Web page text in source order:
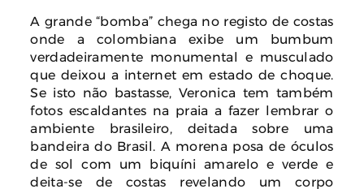
A grande “bomba” chega no registo de costas
onde a colombiana exibe um bumbum
verdadeiramente monumental e musculado
que deixou a internet em estado de choque.
Se isto não bastasse, Veronica tem também
fotos escaldantes na praia a fazer lembrar o
ambiente brasileiro, deitada sobre uma
bandeira do Brasil. A morena posa de óculos
de sol com um biquíni amarelo e verde e
deita-se de costas revelando um corpo